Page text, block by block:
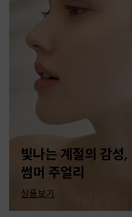
빛나는 계절의 감성,
썸머 주얼리
상품보기